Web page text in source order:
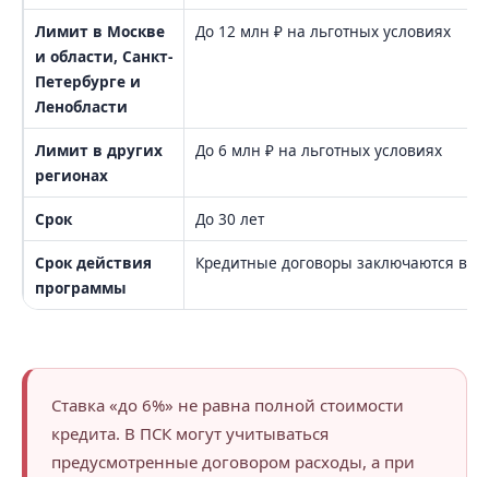
Лимит в Москве
и области, Санкт-
Петербурге и
Ленобласти
До 12 млн ₽ на льготных условиях
Лимит в других
регионах
До 6 млн ₽ на льготных условиях
Срок До 30 лет
Срок действия
программы
Кредитные договоры заключаются в
Ставка «до 6%» не равна полной стоимости
кредита. В ПСК могут учитываться
предусмотренные договором расходы, а при